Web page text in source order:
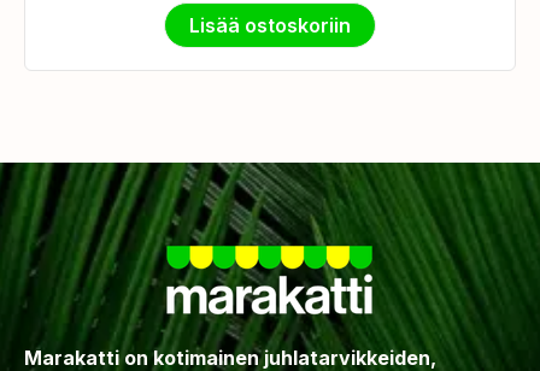
Lisää ostoskoriin
Marakatti on kotimainen juhlatarvikkeiden,